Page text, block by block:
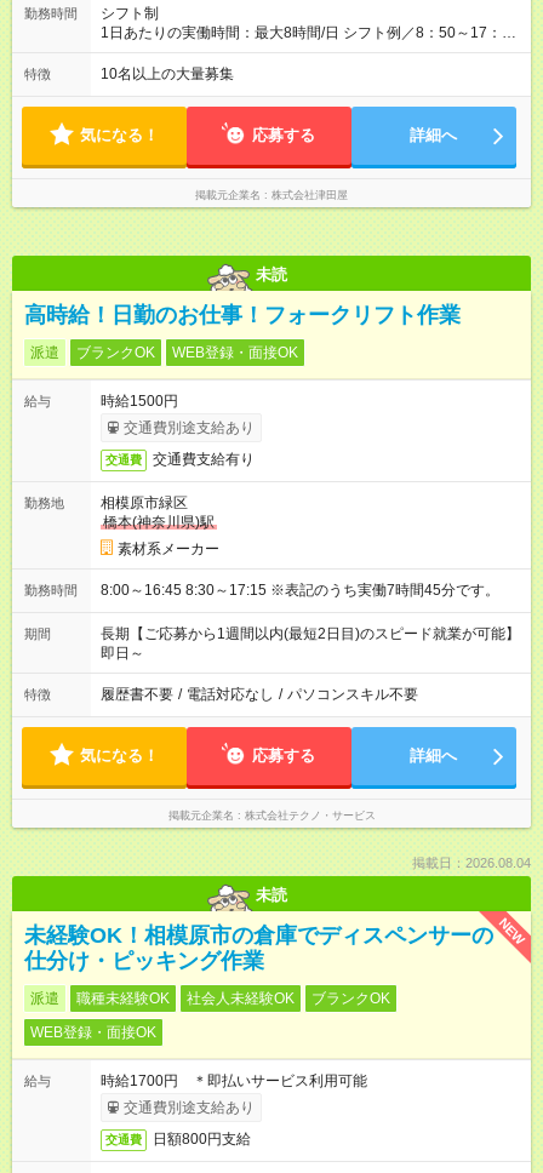
勤務時間
シフト制
1日あたりの実働時間：最大8時間/日 シフト例／8：50～17：
50、10：30～19：30 店舗営業時間／9：30～19：00、10：00
～19：00、10：00～19：30（店舗により異なります） ※遅く
す。残業代は全額支給いたします。
特徴 10名以上の大量募集
気になる！ 応募する 詳細へ
掲載元企業名 株式会社津田屋
未読
高時給！日勤のお仕事！フォークリフト作業
派遣 ブランクOK WEB登録・面接OK
給与
時給1500円
交通費別途支給あり
交通費 交通費支給有り
勤務地
相模原市緑区
橋本(神奈川県)駅
素材系メーカー
勤務時間 8:00～16:45 8:30～17:15 ※表記のうち実働7時間45分です。
期間
長期【ご応募から1週間以内(最短2日目)のスピード就業が可能】
即日～
特徴 履歴書不要 / 電話対応なし / パソコンスキル不要
気になる！ 応募する 詳細へ
掲載元企業名 株式会社テクノ・サービス
掲載日：2026.08.04
未読
NEW
未経験OK！相模原市の倉庫でディスペンサーの
仕分け・ピッキング作業
派遣 職種未経験OK 社会人未経験OK
ブランクOK
WEB登録・面接OK
給与
時給1700円 ＊即払いサービス利用可能
交通費別途支給あり
交通費 日額800円支給